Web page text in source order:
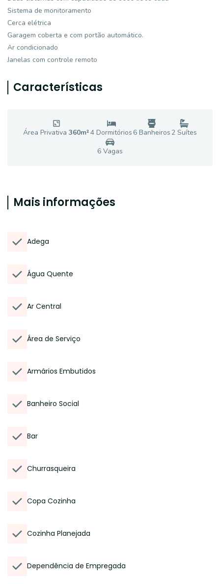
Sistema de monitoramento
Cerca elétrica
Garagem coberta e com portão automático.
Ar condicionado
Janelas com controle remoto
Características
Área Privativa 360m²4 Dormitórios 6 Banheiros 2 Suítes
6 Vagas
Mais informações
Adega
Água Quente
Ar Central
Área de Serviço
Armários Embutidos
Banheiro Social
Bar
Churrasqueira
Copa Cozinha
Cozinha Planejada
Dependência de Empregada